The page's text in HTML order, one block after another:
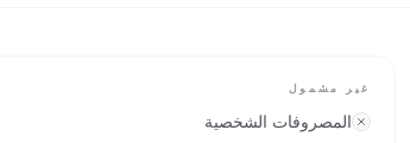
غير مشمول
المصروفات الشخصية